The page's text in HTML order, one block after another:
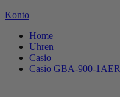
Konto
Home
Uhren
Casio
Casio GBA-900-